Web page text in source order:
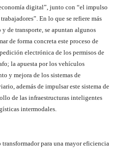
digital”, junto con “el impulso
En lo que se refiere más
de transporte, se apuntan algunos
de forma concreta este proceso de
electrónica de los permisos de
la apuesta por los vehículos
y mejora de los sistemas de
además de impulsar este sistema de
de las infraestructuras inteligentes
intermodales.
para una mayor eficiencia